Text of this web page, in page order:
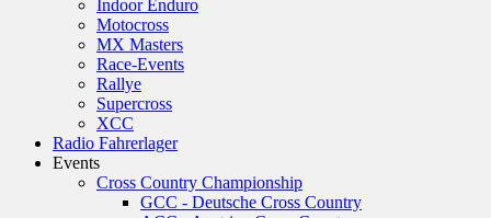
Indoor Enduro
Motocross
MX Masters
Race-Events
Rallye
Supercross
XCC
Radio Fahrerlager
Events
Cross Country Championship
GCC - Deutsche Cross Country